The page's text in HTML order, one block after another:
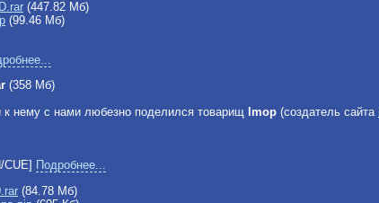
(447.82 Мб)
(99.46 Мб)
(358 Мб)
нему с нами любезно поделился товарищ
lmop (создатель сайта
CUE] Подробнее...
(84.78 Мб)